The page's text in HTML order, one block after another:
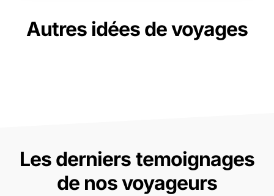
Autres idées de voyages
Les derniers temoignages
de nos voyageurs